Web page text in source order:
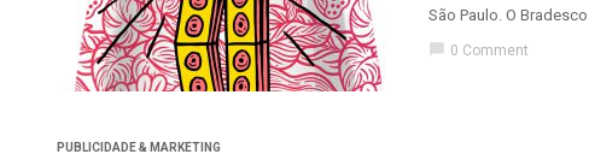
São Paulo. O
chat_bubble 0 Comment
PUBLICIDADE & MARKETING